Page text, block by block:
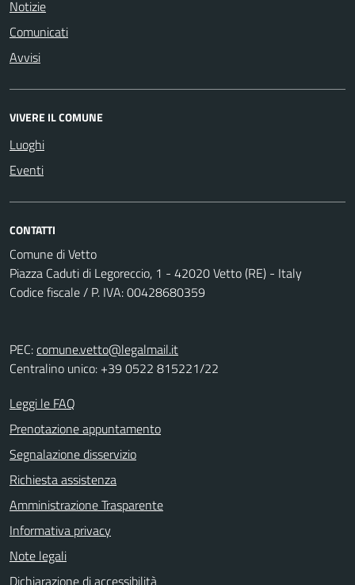
Notizie
Comunicati
Avvisi
VIVERE IL COMUNE
Luoghi
Eventi
CONTATTI
Comune di Vetto
Piazza Caduti di Legoreccio, 1 - 42020 Vetto (RE) - Italy
Codice fiscale / P. IVA: 00428680359
PEC:comune.vetto@legalmail.it
Centralino unico: +39 0522 815221/22
Leggi le FAQ
Prenotazione appuntamento
Segnalazione disservizio
Richiesta assistenza
Amministrazione Trasparente
Informativa privacy
Note legali
Dichiarazione di accessibilità